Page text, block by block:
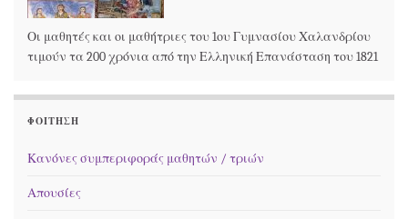
Οι μαθητές και οι μαθήτριες του 1ου Γυμνασίου Χαλανδρίου
τιμούν τα 200 χρόνια από την Ελληνική Επανάσταση του 1821
ΦΟΊΤΗΣΗ
Κανόνες συμπεριφοράς μαθητών / τριών
Απουσίες